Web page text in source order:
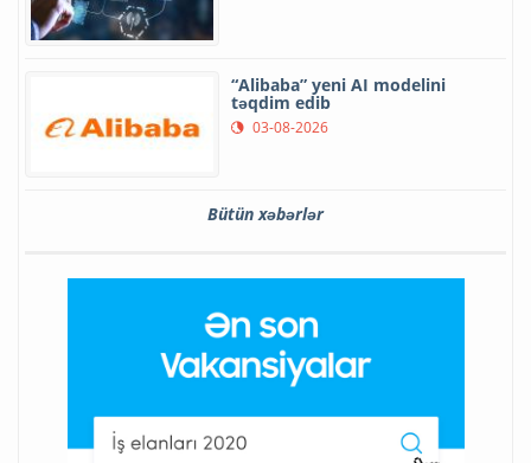
“Alibaba” yeni AI modelini
təqdim edib
03-08-2026
Bütün xəbərlər